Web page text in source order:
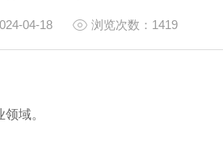
04-18 浏览次数：1419
域。